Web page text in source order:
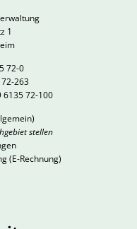
1
72-0
263
6135 72-100
stellen
(E-Rechnung)